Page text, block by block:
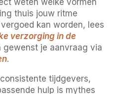
thuis jouw ritme
kan worden, lees
verzorging in de
gewenst je aanvraag via
.
tijdgevers,
hulp is mythes